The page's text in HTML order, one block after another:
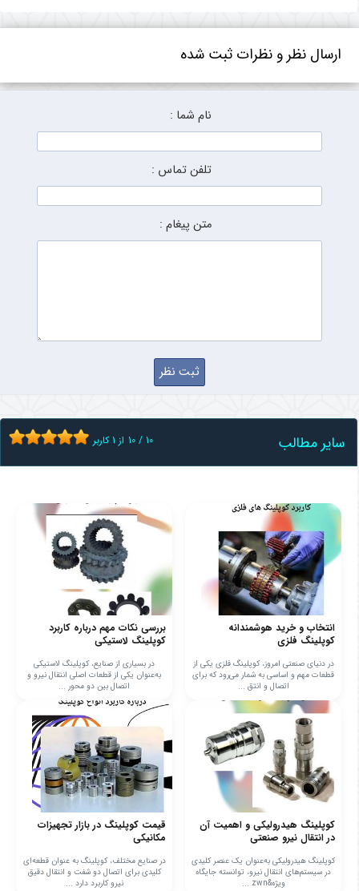
ارسال نظر و نظرات ثبت شده
نام شما :
تلفن تماس :
متن پیغام :
سایر مطالب 10 / 10 از 1کاربر
انتخاب و خرید هوشمندانه
کوپلینگ فلزی
در دنیای صنعتی امروز، کوپلینگ فلزی یکی از
قطعات مهم و اساسی به شمار می‌رود که برای
اتصال و انتق ...
بررسی نکات مهم درباره کاربرد
کوپلینگ لاستیکی
در بسیاری از صنایع، کوپلینگ لاستیکی
به‌عنوان یکی از قطعات اصلی انتقال نیرو و
اتصال بین دو محور ...
کوپلینگ هیدرولیکی و اهمیت آن
در انتقال نیرو صنعتی
کوپلینگ هیدرولیکی به‌عنوان یک عنصر کلیدی
در سیستم‌های انتقال نیرو، توانسته جایگاه
ویژه&zwn ...
قیمت کوپلینگ در بازار تجهیزات
مکانیکی
در صنایع مختلف، کوپلینگ به عنوان قطعه‌ای
کلیدی برای اتصال دو شفت و انتقال دقیق
نیرو کاربرد دارد ...